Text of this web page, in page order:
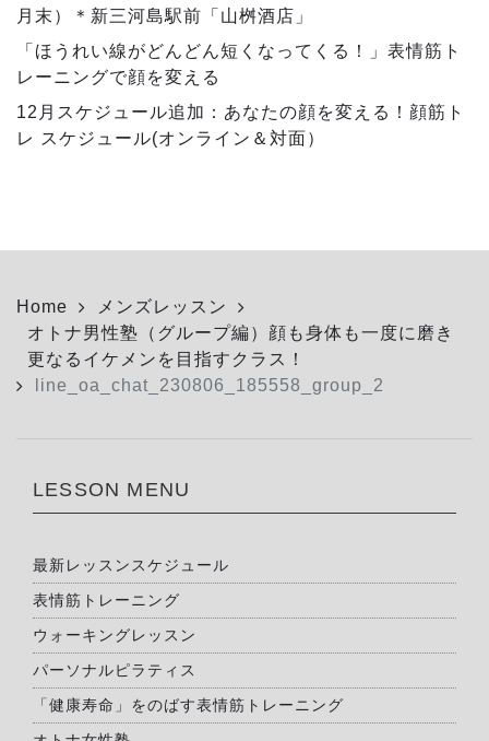
月末）＊新三河島駅前「山桝酒店」
「ほうれい線がどんどん短くなってくる！」表情筋ト
レーニングで顔を変える
12月スケジュール追加：あなたの顔を変える！顔筋ト
レ スケジュール(オンライン＆対面）
Home
メンズレッスン
オトナ男性塾（グループ編）顔も身体も一度に磨き
更なるイケメンを目指すクラス！
line_oa_chat_230806_185558_group_2
LESSON MENU
最新レッスンスケジュール
表情筋トレーニング
ウォーキングレッスン
パーソナルピラティス
「健康寿命」をのばす表情筋トレーニング